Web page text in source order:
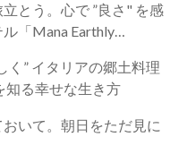
とう。心で ”良さ" を感
「Mana Earthly
く” イタリアの郷土料理
知る幸せな生き方
いて。朝日をただ見に